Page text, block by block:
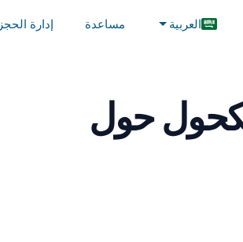
العربية مساعدة إدارة الحجز
حول